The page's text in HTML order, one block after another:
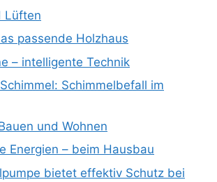
Lüften
passende Holzhaus
– intelligente Technik
Schimmelbefall im
und Wohnen
Energien – beim Hausbau
bietet effektiv Schutz bei